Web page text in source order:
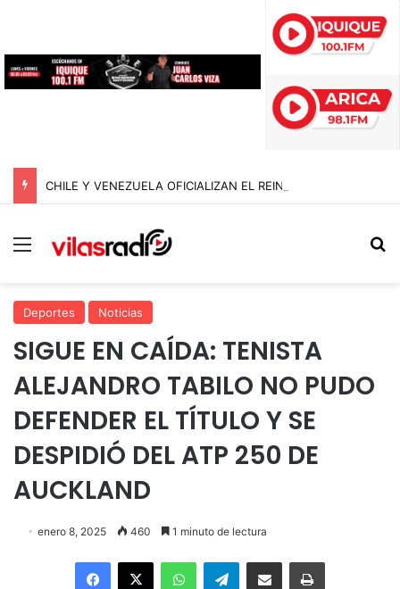
Menú
Deportes Noticias
SIGUE EN CAÍDA: TENISTA
ALEJANDRO TABILO NO PUDO
DEFENDER EL TÍTULO Y SE
DESPIDIÓ DEL ATP 250 DE
AUCKLAND
enero 8, 2025 460 1 minuto de lectura
Facebook
X WhatsAppTelegramEnviar vía email Imprimir